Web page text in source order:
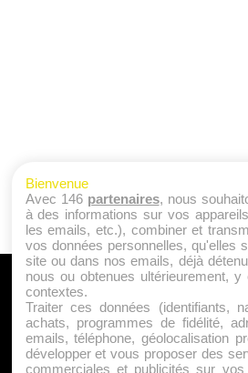
A PROPOS
Qui sommes
Mentions
Publicité
Bienvenue
Avec 146 partenaires, nous
à des informations sur vos
les emails, etc.), combiner et
vos données personnelles, qu'elles
site ou dans nos emails, déjà
nous ou obtenues ultérieurement,
contextes.
Traiter ces données (identifiants,
achats, programmes de fidélité,
emails, téléphone, géolocalisation
développer et vous proposer des
commerciales et publicités sur